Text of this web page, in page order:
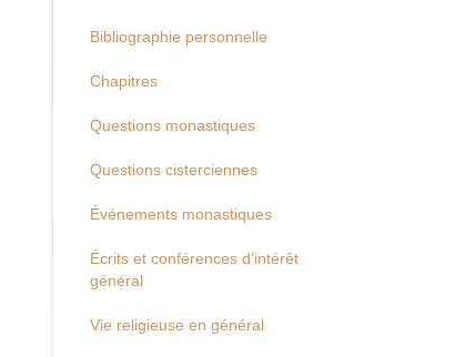
Bibliographie personnelle
Chapitres
Questions monastiques
Questions cisterciennes
Événements monastiques
Écrits et conférences d'intérêt
général
Vie religieuse en général